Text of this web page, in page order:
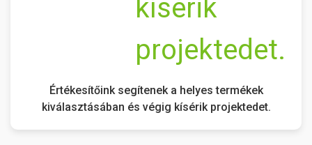
Értékesítőink segítenek a helyes termékek
kiválasztásában és végig kísérik projektedet.